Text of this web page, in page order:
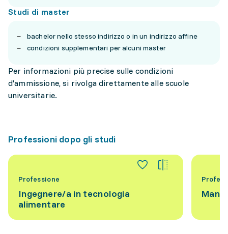
Studi di master
bachelor nello stesso indirizzo o in un indirizzo affine
condizioni supplementari per alcuni master
Per informazioni più precise sulle condizioni
d'ammissione, si rivolga direttamente alle scuole
universitarie.
Professioni dopo gli studi
Professione
Ingegnere/a in tecnologia
alimentare